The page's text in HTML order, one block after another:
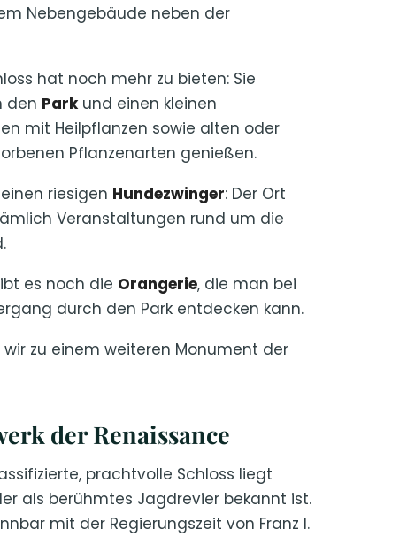
Nebengebäude neben der
hat noch mehr zu bieten: Sie
den Parkund einen kleinen
mit Heilpflanzen sowie alten oder
Pflanzenarten genießen.
riesigen Hundezwinger: Der Ort
Veranstaltungen rund um die
es noch die Orangerie, die man bei
durch den Park entdecken kann.
zu einem weiteren Monument der
der Renaissance
prachtvolle Schloss liegt
als berühmtes Jagdrevier bekannt ist.
mit der Regierungszeit von Franz I.